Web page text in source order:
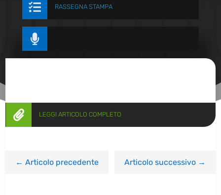
 RASSEGNA STAMPA

 LEGGI ARTICOLO COMPLETO
←Articolo precedente Articolo successivo→